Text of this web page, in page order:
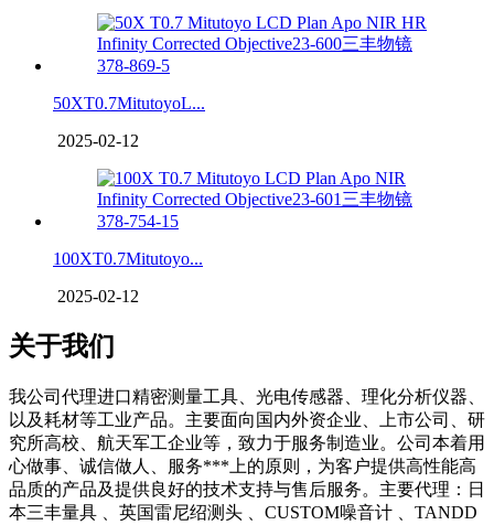
50XT0.7MitutoyoL...
2025-02-12
100XT0.7Mitutoyo...
2025-02-12
关于我们
我公司代理进口精密测量工具、光电传感器、理化分析仪器、
以及耗材等工业产品。主要面向国内外资企业、上市公司、研
究所高校、航天军工企业等，致力于服务制造业。公司本着用
心做事、诚信做人、服务***上的原则，为客户提供高性能高
品质的产品及提供良好的技术支持与售后服务。主要代理：日
本三丰量具 、英国雷尼绍测头 、CUSTOM噪音计 、TANDD